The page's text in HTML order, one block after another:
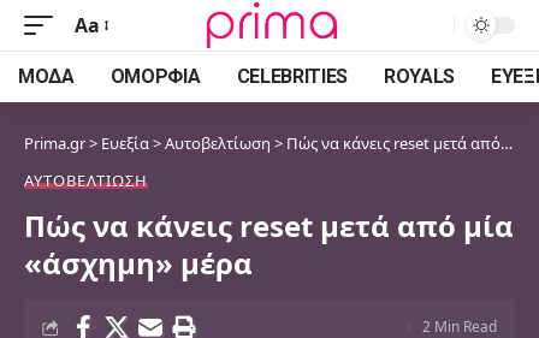
Font
Resizer
Aa
ΜΌΔΑ ΟΜΟΡΦΙΆ CELEBRITIES ROYALS
Prima.gr> Ευεξία>Αυτοβελτίωση > Πώς να κάνεις reset μετά από μία «άσχημη» μέρα
ΑΥΤΟΒΕΛΤΊΩΣΗ
Πώς να κάνεις reset μετά από μία
«άσχημη» μέρα
2 Min Read